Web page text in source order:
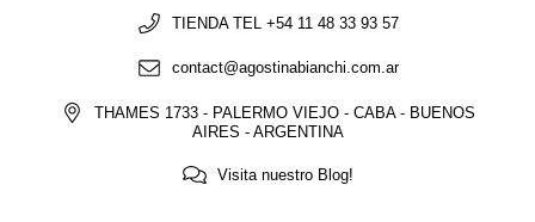
TIENDA TEL +54 11 48 33 93 57
contact@agostinabianchi.com.ar
THAMES 1733 - PALERMO VIEJO - CABA - BUENOS
AIRES - ARGENTINA
Visita nuestro Blog!